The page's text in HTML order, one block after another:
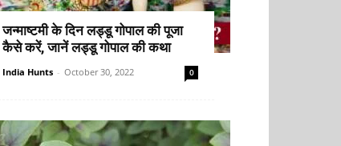
जन्माष्टमी के दिन लड्डू गोपाल की पूजा
कैसे करें, जानें लड्डू गोपाल की कथा
India Hunts - October 30, 2022 0